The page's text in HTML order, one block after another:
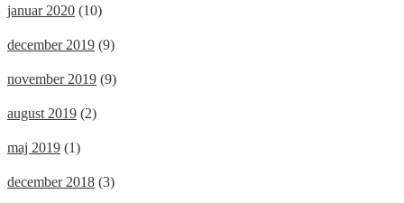
januar 2020 (10)
december 2019 (9)
november 2019 (9)
august 2019 (2)
maj 2019 (1)
december 2018 (3)